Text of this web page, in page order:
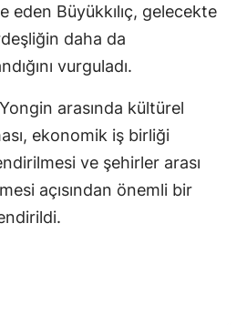
eden Büyükkılıç, gelecekte
daha da
vurguladı.
arasında kültürel
ekonomik iş birliği
ve şehirler arası
açısından önemli bir